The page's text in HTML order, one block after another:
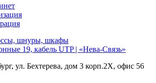
ул. Бехтерева, дом 3 корп.2X, офис 56